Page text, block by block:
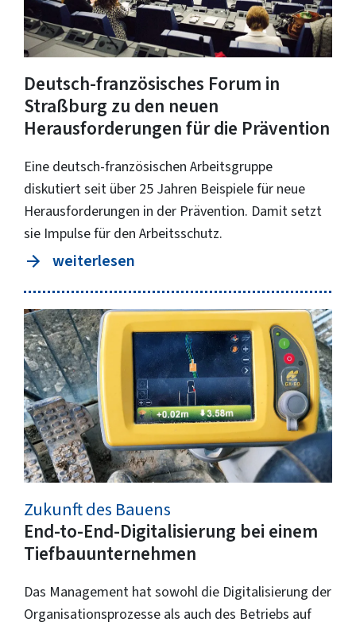
Deutsch-französisches Forum in
Straßburg zu den neuen
Herausforderungen für die Prävention
Eine deutsch-französischen Arbeitsgruppe
diskutiert seit über 25 Jahren Beispiele für neue
Herausforderungen in der Prävention. Damit setzt
sie Impulse für den Arbeitsschutz.
weiterlesen
Zukunft des Bauens
End-to-End-Digitalisierung bei einem
Tiefbauunternehmen
Das Management hat sowohl die Digitalisierung der
Organisationsprozesse als auch des Betriebs auf